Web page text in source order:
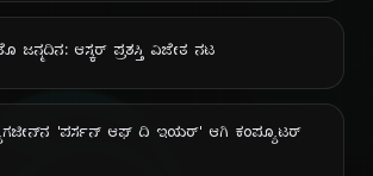
ಜನ್ಮದಿನ: ಆಸ್ಕರ್ ಪ್ರಶಸ್ತಿ ವಿಜೇತ ನಟ
'ಪರ್ಸನ್ ಆಫ್ ದಿ ಇಯರ್' ಆಗಿ ಕಂಪ್ಯೂಟರ್